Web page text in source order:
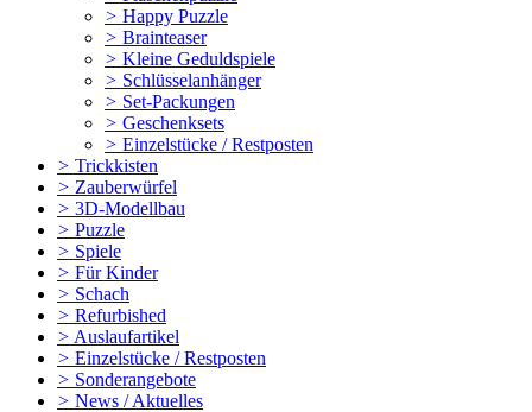
> Happy Puzzle
> Brainteaser
> Kleine Geduldspiele
> Schlüsselanhänger
> Set-Packungen
> Geschenksets
> Einzelstücke / Restposten
> Trickkisten
> Zauberwürfel
> 3D-Modellbau
> Puzzle
> Spiele
> Für Kinder
> Schach
> Refurbished
> Auslaufartikel
> Einzelstücke / Restposten
> Sonderangebote
> News / Aktuelles